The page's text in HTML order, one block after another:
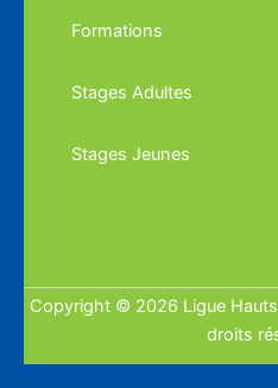
Formations
Stages Adultes
Stages Jeunes
Copyright © 2026 Ligue
droits